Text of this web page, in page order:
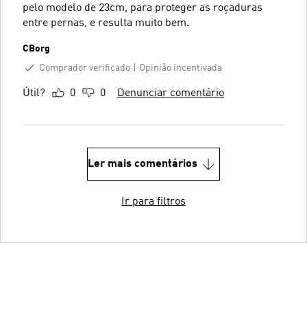
pelo modelo de 23cm, para proteger as roçaduras
entre pernas, e resulta muito bem.
CBorg
Comprador verificado
Opinião incentivada
Útil? 0 0 Denunciar comentário
Ler mais comentários
Ir para filtros